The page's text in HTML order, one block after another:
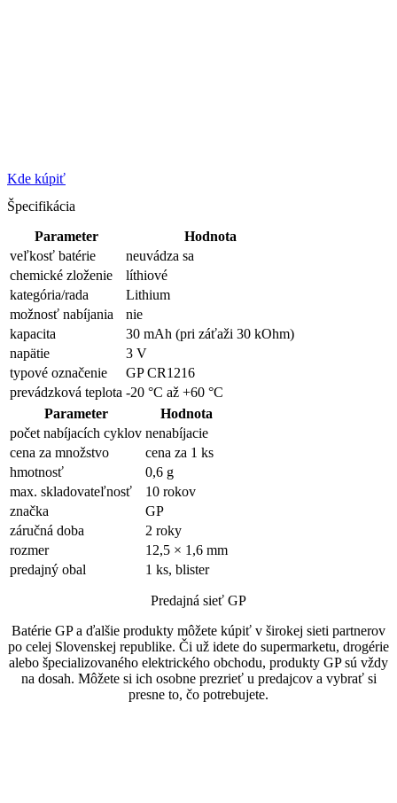
Kde kúpiť
Špecifikácia
Parameter
Hodnota
veľkosť batérie
neuvádza sa
chemické zloženie
líthiové
kategória/rada
Lithium
možnosť nabíjania
nie
kapacita
30 mAh (pri záťaži 30 kOhm)
napätie
3 V
typové označenie
GP CR1216
prevádzková teplota -20 °C až +60 °C
Parameter
Hodnota
počet nabíjacích cyklov nenabíjacie
cena za množstvo
cena za 1 ks
hmotnosť
0,6 g
max. skladovateľnosť
10 rokov
značka
GP
záručná doba
2 roky
rozmer
12,5 × 1,6 mm
predajný obal
1 ks, blister
Predajná sieť GP
Batérie GP a ďalšie produkty môžete kúpiť v širokej sieti partnerov
po celej Slovenskej republike. Či už idete do supermarketu, drogérie
alebo špecializovaného elektrického obchodu, produkty GP sú vždy
na dosah. Môžete si ich osobne prezrieť u predajcov a vybrať si
presne to, čo potrebujete.